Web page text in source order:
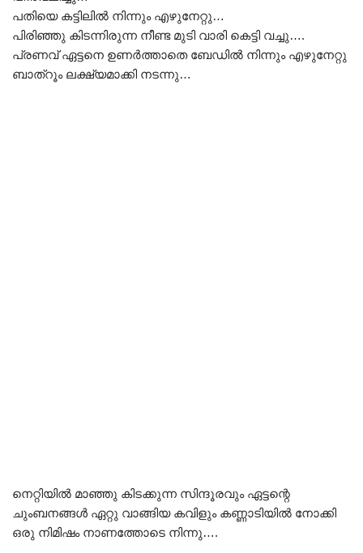
പതിയെ കട്ടിലിൽ നിന്നും എഴുനേറ്റു…
പിരിഞ്ഞു കിടന്നിരുന്ന നീണ്ട മുടി വാരി കെട്ടി വച്ചു….
പ്രണവ് ഏട്ടനെ ഉണർത്താതെ ബേഡിൽ നിന്നും എഴുനേറ്റു
ബാത്‌റൂം ലക്ഷ്യമാക്കി നടന്നു…
നെറ്റിയിൽ മാഞ്ഞു കിടക്കുന്ന സിന്ദൂരവും ഏട്ടന്റെ
ചുംബനങ്ങൾ ഏറ്റു വാങ്ങിയ കവിളും കണ്ണാടിയിൽ നോക്കി
ഒരു നിമിഷം നാണത്തോടെ നിന്നു….